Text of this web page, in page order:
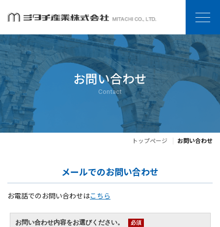
お問い合わせ
Contact
トップページ お問い合わせ
メールでのお問い合わせ
お電話でのお問い合わせはこちら
お問い合わせ内容をお選びください。 必須